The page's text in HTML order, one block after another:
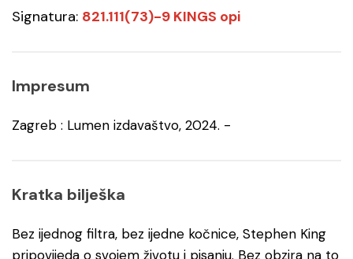
Signatura: 821.111(73)-9 KINGS opi
Impresum
Zagreb : Lumen izdavaštvo, 2024. -
Kratka bilješka
Bez ijednog filtra, bez ijedne kočnice, Stephen King
pripovijeda o svojem životu i pisanju. Bez obzira na to